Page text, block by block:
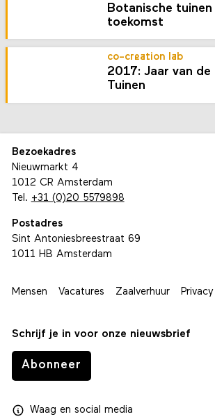
Botanische
toekomst
co-creation lab
2017: Jaar van
Tuinen
Bezoekadres
Nieuwmarkt 4
1012 CR Amsterdam
Tel. +31 (0)20 5579898
Postadres
Sint Antoniesbreestraat 69
1011 HB Amsterdam
Mensen Vacatures Zaalverhuur Privacy
Schrijf je in voor onze nieuwsbrief
Abonneer
Waagen social media